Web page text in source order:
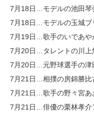
7月18日…モデルの池田琴
7月18日…モデルの玉城ブ
7月19日…歌手のいであや
7月20日…タレントの川上
7月20日…元野球選手の津
7月21日…相撲の房錦勝比
7月21日…歌手の野々宮あ
7月21日…俳優の栗林孝介